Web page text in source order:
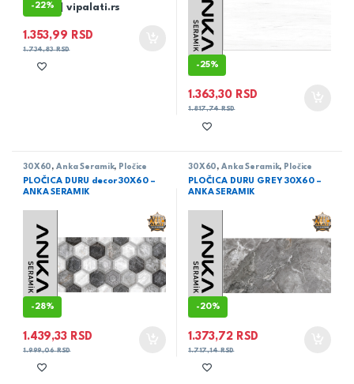
-22%
1.353,99 RSD
1.734,83RSD
-25%
1.363,30 RSD
1.817,74RSD
30X60 ,Anka Seramik, Pločice
PLOČICA DURU decor 30X60 –
ANKA SERAMIK
-28%
1.439,33 RSD
1.999,06RSD
30X60 ,Anka Seramik, Pločice
PLOČICA DURU GREY 30X60 –
ANKA SERAMIK
-20%
1.373,72 RSD
1.717,14RSD